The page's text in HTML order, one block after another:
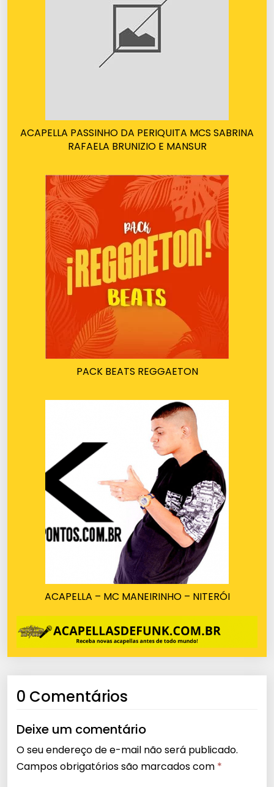
ACAPELLA PASSINHO DA PERIQUITA MCS SABRINA
RAFAELA BRUNIZIO E MANSUR
PACK BEATS REGGAETON
ACAPELLA – MC MANEIRINHO – NITERÓI
0 Comentários
Deixe um comentário
O seu endereço de e-mail não será publicado.
Campos obrigatórios são marcados com *